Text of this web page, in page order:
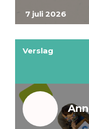
7 juli 2026
Verslag